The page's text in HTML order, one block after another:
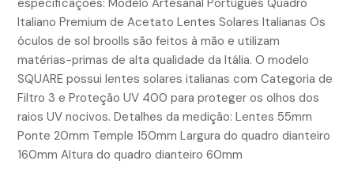
especificações: Modelo Artesanal Português Quadro
Italiano Premium de Acetato Lentes Solares Italianas Os
óculos de sol broolls são feitos à mão e utilizam
matérias-primas de alta qualidade da Itália. O modelo
SQUARE possui lentes solares italianas com Categoria de
Filtro 3 e Proteção UV 400 para proteger os olhos dos
raios UV nocivos. Detalhes da medição: Lentes 55mm
Ponte 20mm Temple 150mm Largura do quadro dianteiro
160mm Altura do quadro dianteiro 60mm